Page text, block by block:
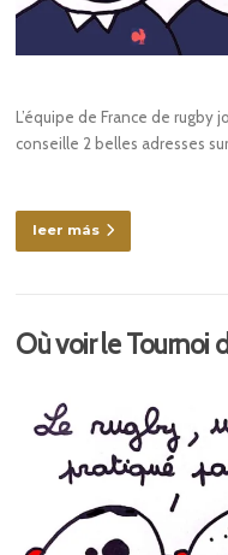
L’équipe de France de rugby
conseille 2 belles adresses
leer más
Où voir le Tournoi